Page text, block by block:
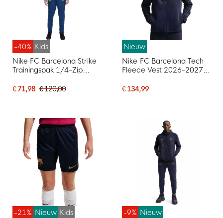
-40% Kids
Nike FC Barcelona Strike
Trainingspak 1/4-Zip
Lichtblauw Donkerblauw
€ 71,98 € 120,00
Nieuw
Nike FC Barcelona Tech
Fleece Vest 2026-2027
Roze
€ 134,99
-21% Nieuw Kids
-9% Nieuw